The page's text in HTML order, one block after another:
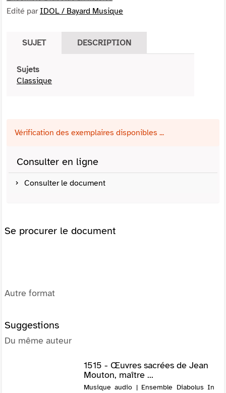
Edité par IDOL / Bayard Musique
SUJET DESCRIPTION
Sujets
Classique
Vérification des exemplaires disponibles ...
Consulter en ligne
Consulter le document
Se procurer le document
Autre format
Suggestions
Du même auteur
1515 - Œuvres sacrées de Jean
Mouton, maître ...
Musique audio | Ensemble Diabolus In